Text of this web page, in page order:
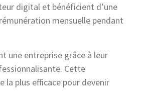
digital et bénéficient d’une
mensuelle pendant
une entreprise grâce à leur
Cette
la plus efficace pour devenir